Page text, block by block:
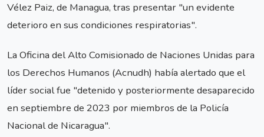
Vélez Paiz, de Managua, tras presentar "un evidente
deterioro en sus condiciones respiratorias".
La Oficina del Alto Comisionado de Naciones Unidas para
los Derechos Humanos (Acnudh) había alertado que el
líder social fue "detenido y posteriormente desaparecido
en septiembre de 2023 por miembros de la Policía
Nacional de Nicaragua".